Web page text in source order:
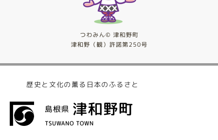
歴史と文化の薫る日本のふるさと